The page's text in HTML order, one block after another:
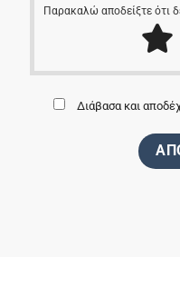
Παρακαλώ αποδείξτε ότι
Διάβασα και